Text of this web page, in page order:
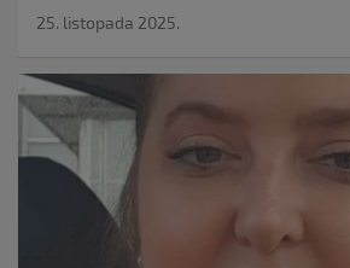
25. listopada 2025.